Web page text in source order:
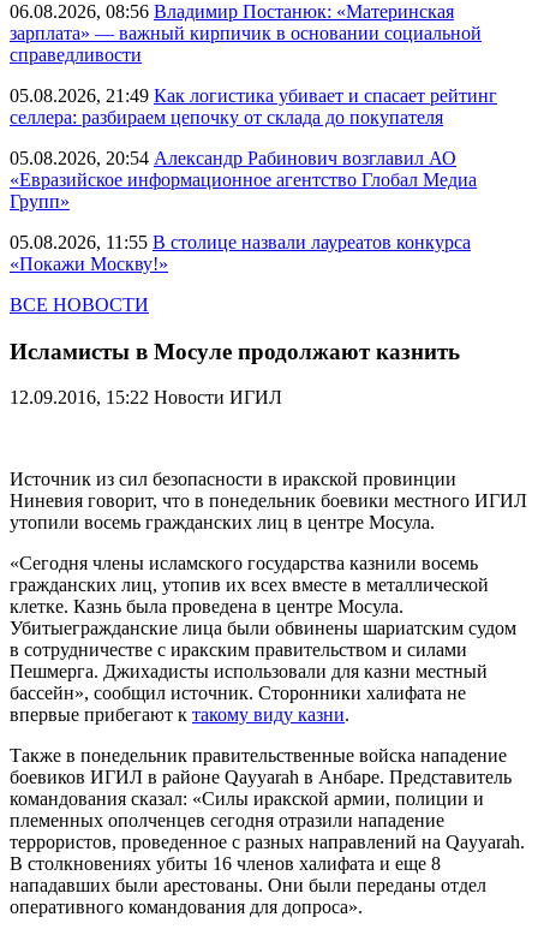
06.08.2026, 08:56 Владимир Постанюк: «Материнская
зарплата» — важный кирпичик в основании социальной
справедливости
05.08.2026, 21:49 Как логистика убивает и спасает рейтинг
селлера: разбираем цепочку от склада до покупателя
05.08.2026, 20:54 Александр Рабинович возглавил АО
«Евразийское информационное агентство Глобал Медиа
Групп»
05.08.2026, 11:55 В столице назвали лауреатов конкурса
«Покажи Москву!»
ВСЕ НОВОСТИ
Исламисты в Мосуле продолжают казнить
12.09.2016, 15:22 Новости ИГИЛ
Источник из сил безопасности в иракской провинции
Ниневия говорит, что в понедельник боевики местного ИГИЛ
утопили восемь гражданских лиц в центре Мосула.
«Сегодня члены исламского государства казнили восемь
гражданских лиц, утопив их всех вместе в металлической
клетке. Казнь была проведена в центре Мосула.
Убитыегражданские лица были обвинены шариатским судом
в сотрудничестве с иракским правительством и силами
Пешмерга. Джихадисты использовали для казни местный
бассейн», сообщил источник. Сторонники халифата не
впервые прибегают к такому виду казни.
Также в понедельник правительственные войска нападение
боевиков ИГИЛ в районе Qayyarah в Анбаре. Представитель
командования сказал: «Силы иракской армии, полиции и
племенных ополченцев сегодня отразили нападение
террористов, проведенное с разных направлений на Qayyarah.
В столкновениях убиты 16 членов халифата и еще 8
нападавших были арестованы. Они были переданы отдел
оперативного командования для допроса».